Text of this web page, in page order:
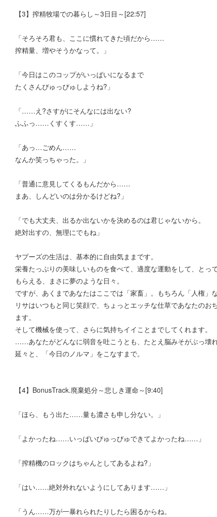
【3】搾精牧場での暮らし～3日目～[22:57]
「そろそろ君も、ここに慣れてきた頃だから……
搾精量、増やそうかなって。」
「今日はこのコップがいっぱいになるまで
たくさんびゅっびゅしようね?」
「……え?さすがにそんなには出ない?
ふふっ……くすくす……」
「あっ…ごめん……
なんか笑っちゃった。」
「普通に意見してくるもんだから……
まあ、しんどいのは分かるけどね?」
「でも大丈夫、出るか出ないかを決めるのは君じゃないから。
絶対出すの、無理にでもね」
ヤプーズの生活は、基本的に自由気ままです。
栄養たっぷりの美味しいものを食べて、適度な運動をして、とっ
もらえる、まさに夢のような日々。
ですが、あくまであなたはここでは「家畜」。もちろん「人権」
リサはいつもと同じ笑顔で、ちょっとエッチな仕草であなたの
ます。
そして機械を使って、さらに気持ちイイことまでしてくれます。
……あなたがどんなに弱音を吐こうとも、たとえ脳みそがぶっ壊
延々と、「今日のノルマ」をこなすまで。
【4】BonusTrack.廃棄処分～悲しき運命～[9:40]
「ほら、もう出た……量も濃さも申し分ない。」
「よかったね……いっぱいびゅっびゅできてよかったね……」
「搾精機のロックはちゃんとしてあるよね?」
「はい……絶対外れないようにしてあります……」
「うん……万が一暴れられたりしたら困るからね。